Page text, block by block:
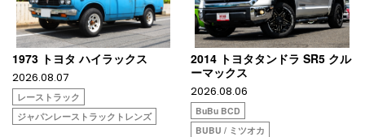
1973 トヨタ ハイラックス
2026.08.07
レーストラック
ジャパンレーストラックトレンズ
2014 トヨタタンドラ SR5 クル
ーマックス
2026.08.06
BuBu BCD
BUBU / ミツオカ